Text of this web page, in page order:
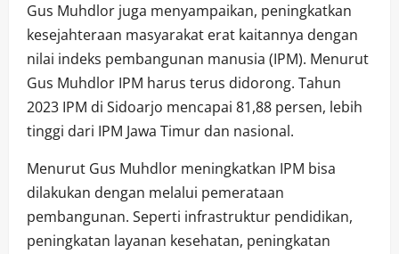
Gus Muhdlor juga menyampaikan, peningkatkan
kesejahteraan masyarakat erat kaitannya dengan
nilai indeks pembangunan manusia (IPM). Menurut
Gus Muhdlor IPM harus terus didorong. Tahun
2023 IPM di Sidoarjo mencapai 81,88 persen, lebih
tinggi dari IPM Jawa Timur dan nasional.
Menurut Gus Muhdlor meningkatkan IPM bisa
dilakukan dengan melalui pemerataan
pembangunan. Seperti infrastruktur pendidikan,
peningkatan layanan kesehatan, peningkatan